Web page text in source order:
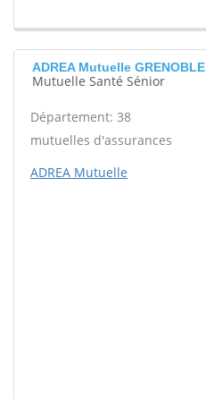
ADREA Mutuelle GRENOBLE
Mutuelle Santé Sénior
Département: 38
mutuelles d'assurances
ADREA Mutuelle